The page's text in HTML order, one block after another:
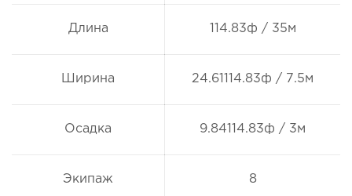
Длина 114.83ф / 35м
Ширина 24.61114.83ф / 7.5м
Осадка 9.84114.83ф / 3м
Экипаж 8